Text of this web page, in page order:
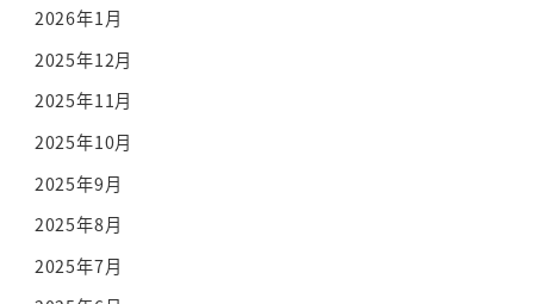
2026年1月
2025年12月
2025年11月
2025年10月
2025年9月
2025年8月
2025年7月